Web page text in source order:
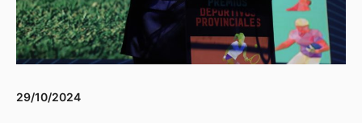
29/10/2024